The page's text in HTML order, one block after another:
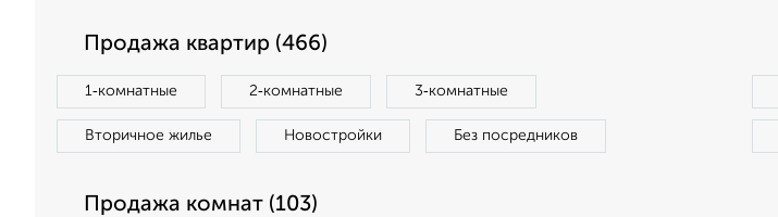
Продажа квартир (466)
1‑комнатные 2‑комнатные 3‑комнатные
Вторичное жилье Новостройки Без посредников
Продажа комнат (103)